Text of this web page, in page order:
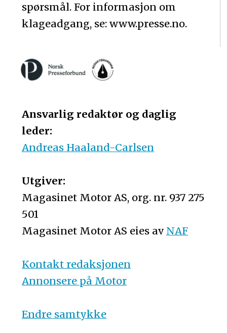
spørsmål. For informasjon om
klageadgang, se: www.presse.no.
Ansvarlig redaktør og daglig
leder:
Andreas Haaland-Carlsen
Utgiver:
Magasinet Motor AS, org. nr. 937 275
501
Magasinet Motor AS eies av NAF
Kontakt redaksjonen
Annonsere på Motor
Endre samtykke